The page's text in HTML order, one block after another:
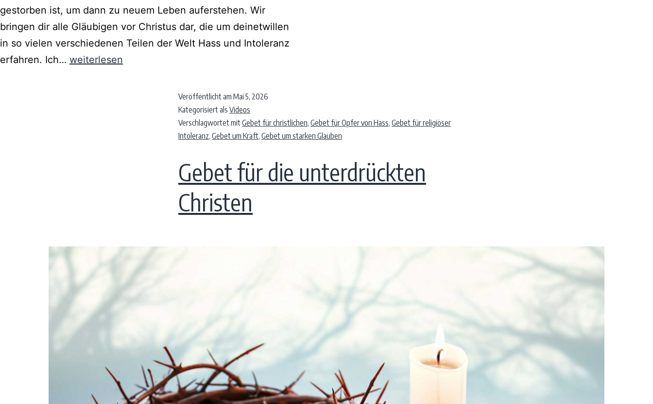
gestorben ist, um dann zu neuem Leben auferstehen. Wir
bringen dir alle Gläubigen vor Christus dar, die um deinetwillen
in so vielen verschiedenen Teilen der Welt Hass und Intoleranz
erfahren. Ich… weiterlesen
Veröffentlicht am Mai 5, 2026
Kategorisiert als Videos
Verschlagwortet mit Gebet für christlichen, Gebet für Opfer von Hass, Gebet für religiöser
Intoleranz, Gebet um Kraft, Gebet um starken Glauben
Gebet für die unterdrückten
Christen